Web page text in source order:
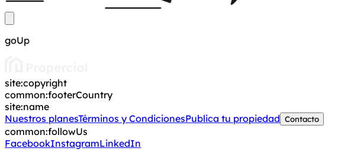
goUp
site:copyright
common:footerCountry
site:name
Nuestros planesTérminos y CondicionesPublica tu propiedad Contacto
common:followUs
FacebookInstagramLinkedIn